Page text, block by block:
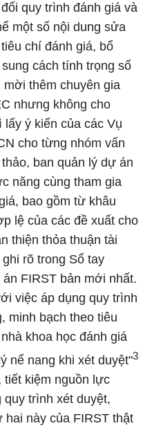
quy trình đánh giá và
một số nội dung sửa
chí đánh giá, bổ
cách tính trọng số
thêm chuyên gia
nhưng không cho
ý kiến của các Vụ
cho từng nhóm vấn
ban quản lý dự án
năng cùng tham gia
bao gồm từ khâu
lệ của các đề xuất cho
thiện thỏa thuận tài
rõ trong Sổ tay
FIRST bản mới nhất.
việc áp dụng quy trình
minh bạch theo tiêu
khoa học đánh giá
nể nang khi xét duyệt"3
tiết kiệm nguồn lực
trình xét duyệt,
này của FIRST thật